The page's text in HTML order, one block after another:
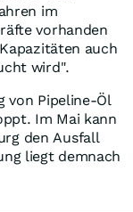
im
vorhanden
auch
wird".
von Pipeline-Öl
Im Mai kann
den Ausfall
liegt demnach